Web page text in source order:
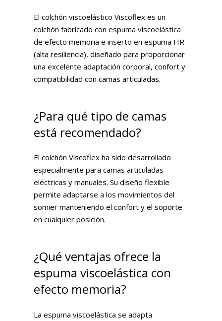
El colchón viscoelástico Viscoflex es un
colchón fabricado con espuma viscoelástica
de efecto memoria e inserto en espuma HR
(alta resiliencia), diseñado para proporcionar
una excelente adaptación corporal, confort y
compatibilidad con camas articuladas.
¿Para qué tipo de camas
está recomendado?
El colchón Viscoflex ha sido desarrollado
especialmente para camas articuladas
eléctricas y manuales. Su diseño flexible
permite adaptarse a los movimientos del
somier manteniendo el confort y el soporte
en cualquier posición.
¿Qué ventajas ofrece la
espuma viscoelástica con
efecto memoria?
La espuma viscoelástica se adapta